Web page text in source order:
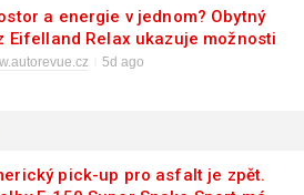
a energie v jednom? Obytný
Eifelland Relax ukazuje možnosti
na baterie
5d ago
pick-up pro asfalt je zpět.